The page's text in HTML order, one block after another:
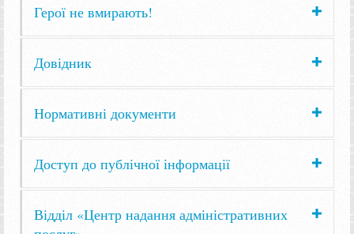
Герої не вмирають!
Довідник
Нормативні документи
Доступ до публічної інформації
Відділ «Центр надання адміністративних